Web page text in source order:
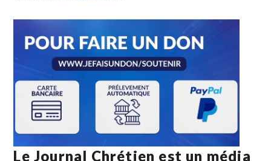
Le Journal Chrétien est un média